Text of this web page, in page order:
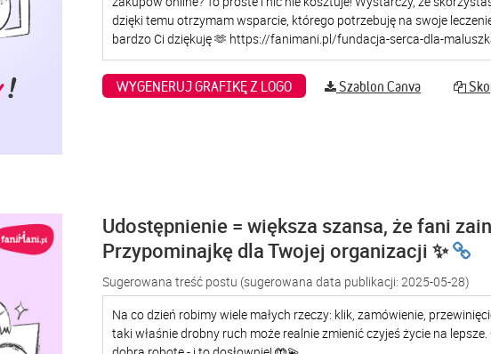
WYGENERUJ GRAFIKĘ Z LOGO Szablon Canva
Udostępnienie = większa szansa, że fani
Przypominajkę dla Twojej organizacji ✨
Sugerowana treść postu (sugerowana data publikacji: 2025-05-28)